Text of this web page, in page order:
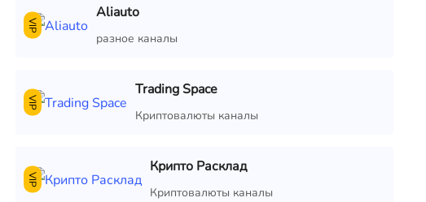
VIP
Aliauto
разное каналы
VIP
Trading Space
Криптовалюты каналы
VIP
Крипто Расклад
Криптовалюты каналы